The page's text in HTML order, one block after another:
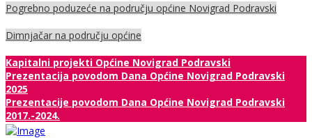
Pogrebno poduzeće na području općine Novigrad Podravski
Dimnjačar na području općine
Kapitalni projekti Općine Novigrad Podravski
Prezentacija povodom Dana Općine Novigrad Podravski
2025
Prezentacije povodom Dana Općine Novigrad Podravski
2017.-2024.